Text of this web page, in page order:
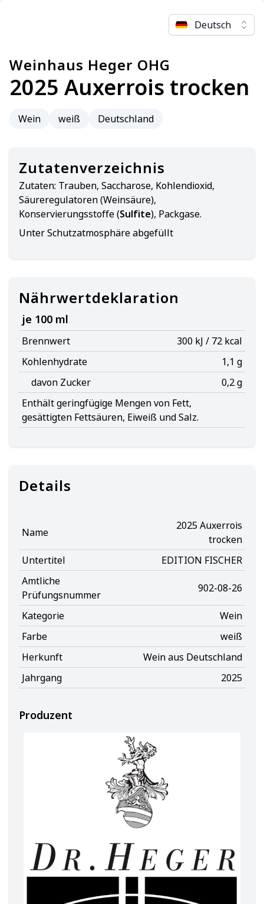
Deutsch
Weinhaus Heger OHG
2025 Auxerrois trocken
Wein weiß Deutschland
Zutatenverzeichnis
Zutaten: Trauben, Saccharose, Kohlendioxid,
Säureregulatoren (Weinsäure),
Konservierungsstoffe (Sulfite), Packgase.
Unter Schutzatmosphäre abgefüllt
Nährwertdeklaration
je 100 ml
Brennwert
300 kJ / 72 kcal
Kohlenhydrate
1,1 g
davon Zucker
0,2 g
Enthält geringfügige Mengen von Fett,
gesättigten Fettsäuren, Eiweiß und Salz.
Details
Name
2025 Auxerrois
trocken
Untertitel
EDITION FISCHER
Amtliche
Prüfungsnummer
902-08-26
Kategorie
Wein
Farbe
weiß
Herkunft
Wein aus Deutschland
Jahrgang
2025
Produzent